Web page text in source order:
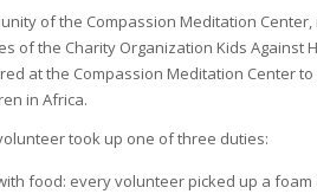
of the Compassion Meditation
of the Charity Organization Kids Against
at the Compassion Meditation Center
in Africa.
volunteer took up one of three duties:
food: every volunteer picked up a